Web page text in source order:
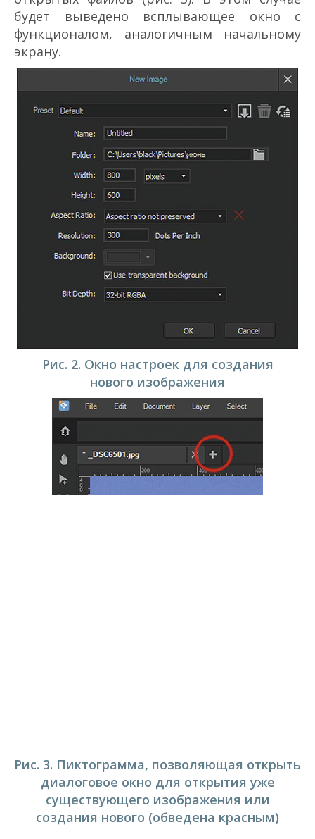
будет выведено всплывающее окно с
функционалом, аналогичным начальному
экрану.
Рис. 2. Окно настроек для создания
нового изображения
Рис. 3. Пиктограмма, позволяющая открыть
диалоговое окно для открытия уже
существующего изображения или
создания нового (обведена красным)